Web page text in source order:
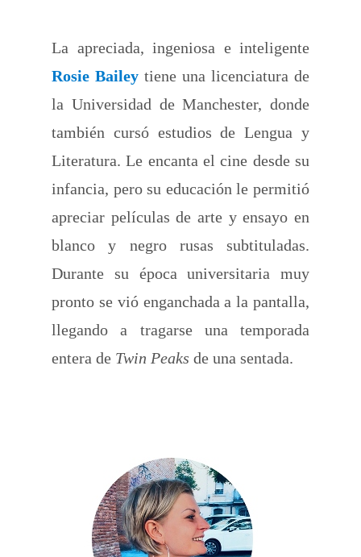
La apreciada, ingeniosa e inteligente
Rosie Bailey tiene una licenciatura de
la Universidad de Manchester, donde
también cursó estudios de Lengua y
Literatura. Le encanta el cine desde su
infancia, pero su educación le permitió
apreciar películas de arte y ensayo en
blanco y negro rusas subtituladas.
Durante su época universitaria muy
pronto se vió enganchada a la pantalla,
llegando a tragarse una temporada
entera de Twin Peaks de una sentada.